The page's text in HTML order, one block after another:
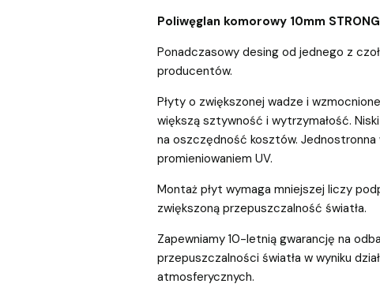
Poliwęglan komorowy 10mm STRONG
Ponadczasowy desing od jednego z
producentów.
Płyty o zwiększonej wadze i
większą sztywność i wytrzymałość. Niski
na oszczędność kosztów.
promieniowaniem UV.
Montaż płyt wymaga mniejszej liczy
zwiększoną przepuszczalność światła.
Zapewniamy 10-letnią gwarancję na
przepuszczalności światła w wyniku
atmosferycznych.